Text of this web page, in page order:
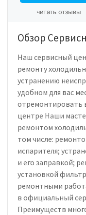
читать отзывы
Обзор
Наш сервисный
ремонту
устранению
удобном для вас
отремонтировать
центре Наши
ремонтом
том числе:
испарителя;
и его заправкой;
установкой
ремонтными
в официальный
Преимуществ